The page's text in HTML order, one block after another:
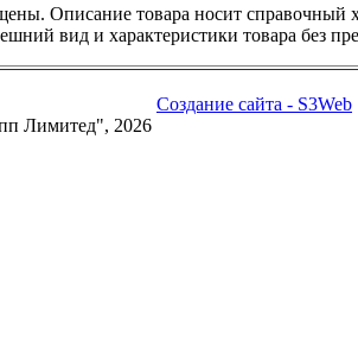
Описание товара носит справочный
вид и характеристики товара без
Лимитед", 2026
Создание сайта - S3Web